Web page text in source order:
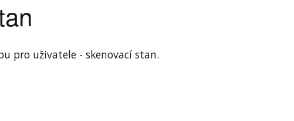
pro uživatele - skenovací stan.